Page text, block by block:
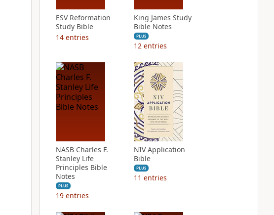
ESV Reformation
Study Bible
14 entries
King James Study
Bible Notes
PLUS
12 entries
NASB Charles F.
Stanley Life
Principles Bible
Notes
PLUS
19 entries
NIV Application
Bible
PLUS
11 entries